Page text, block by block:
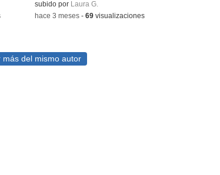
Contenido educativo.
subido por Laura G.
-hace 3 meses- 69visualizaciones
más del mismo autor